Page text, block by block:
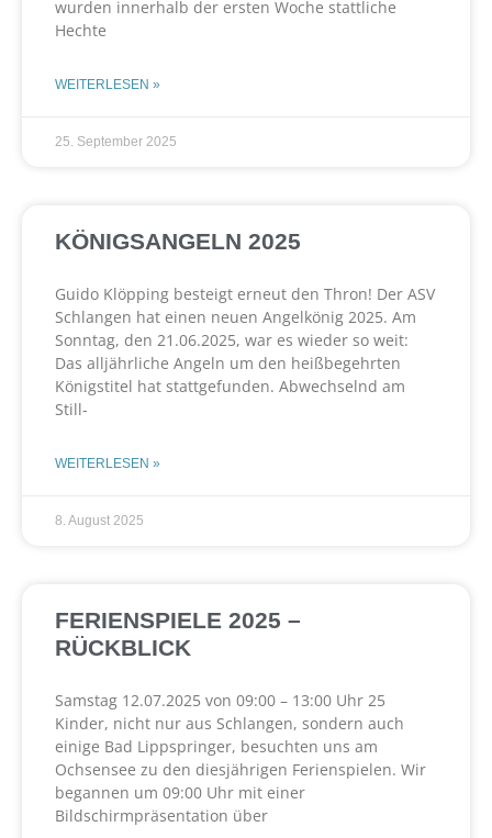
wurden innerhalb der ersten Woche stattliche
Hechte
WEITERLESEN »
25. September 2025
KÖNIGSANGELN 2025
Guido Klöpping besteigt erneut den Thron! Der ASV
Schlangen hat einen neuen Angelkönig 2025. Am
Sonntag, den 21.06.2025, war es wieder so weit:
Das alljährliche Angeln um den heißbegehrten
Königstitel hat stattgefunden. Abwechselnd am
Still-
WEITERLESEN »
8. August 2025
FERIENSPIELE 2025 –
RÜCKBLICK
Samstag 12.07.2025 von 09:00 – 13:00 Uhr 25
Kinder, nicht nur aus Schlangen, sondern auch
einige Bad Lippspringer, besuchten uns am
Ochsensee zu den diesjährigen Ferienspielen. Wir
begannen um 09:00 Uhr mit einer
Bildschirmpräsentation über